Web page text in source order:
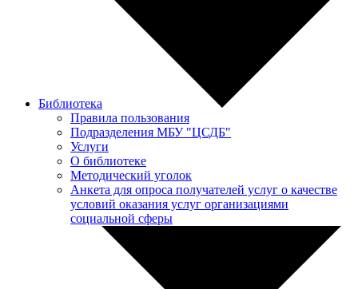
Библиотека
Правила пользования
Подразделения МБУ "ЦСДБ"
Услуги
О библиотеке
Методический уголок
Анкета для опроса получателей услуг о качестве
условий оказания услуг организациями
социальной сферы